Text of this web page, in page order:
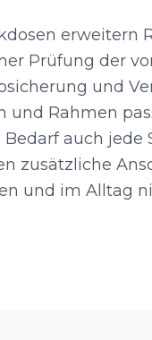
erweitern
Prüfung der
und
und Rahmen
auch jede
zusätzliche
und im Alltag